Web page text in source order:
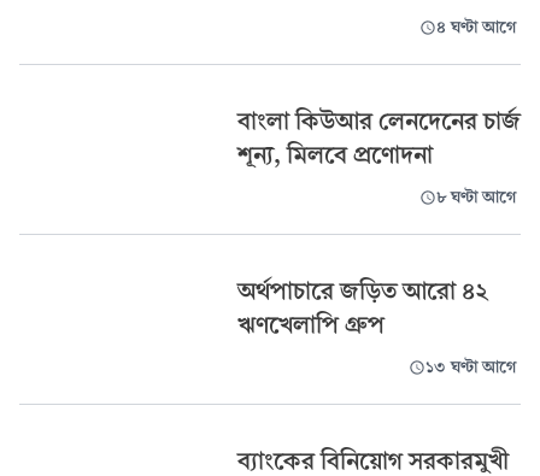
৪ ঘণ্টা আগে
বাংলা কিউআর লেনদেনের চার্জ
শূন্য, মিলবে প্রণোদনা
৮ ঘণ্টা আগে
অর্থপাচারে জড়িত আরো ৪২
ঋণখেলাপি গ্রুপ
১৩ ঘণ্টা আগে
ব্যাংকের বিনিয়োগ সরকারমুখী